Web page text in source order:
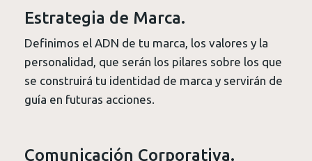
Estrategia de Marca.
Definimos el ADN de tu marca, los valores y la
personalidad, que serán los pilares sobre los que
se construirá tu identidad de marca y servirán de
guía en futuras acciones.
Comunicación Corporativa.